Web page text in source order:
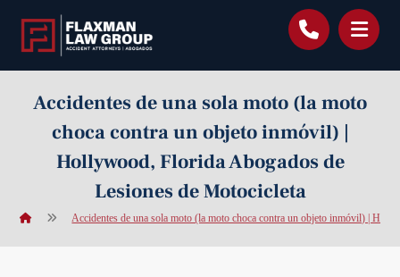
contenido
Accidentes de una sola moto (la moto
choca contra un objeto inmóvil) |
Hollywood, Florida Abogados de
Lesiones de Motocicleta
Accidentes de una sola moto (la moto choca contra un objeto inmóvil) |